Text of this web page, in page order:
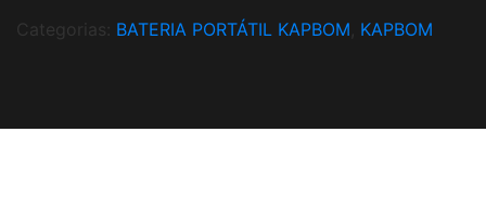
Categorias: BATERIA PORTÁTIL KAPBOM KAPBOM